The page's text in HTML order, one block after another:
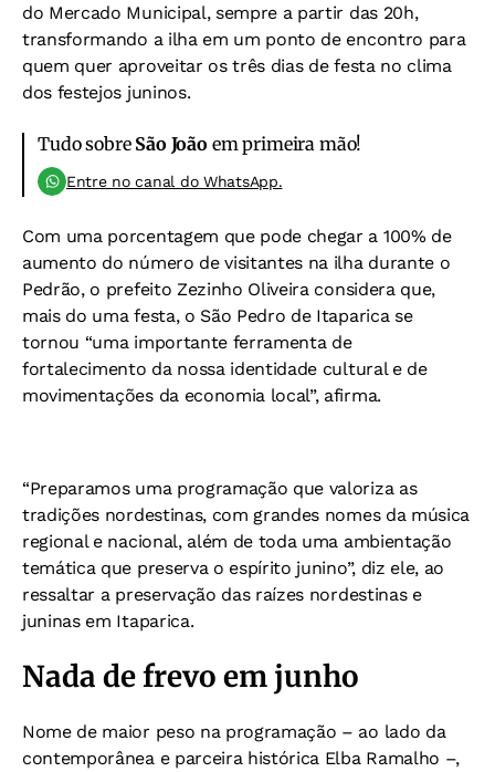
do Mercado Municipal, sempre a partir das 20h,
transformando a ilha em um ponto de encontro para
quem quer aproveitar os três dias de festa no clima
dos festejos juninos.
Tudo sobre São João em primeira mão!
Entre no canal do WhatsApp.
Com uma porcentagem que pode chegar a 100% de
aumento do número de visitantes na ilha durante o
Pedrão, o prefeito Zezinho Oliveira considera que,
mais do uma festa, o São Pedro de Itaparica se
tornou “uma importante ferramenta de
fortalecimento da nossa identidade cultural e de
movimentações da economia local”, afirma.
“Preparamos uma programação que valoriza as
tradições nordestinas, com grandes nomes da música
regional e nacional, além de toda uma ambientação
temática que preserva o espírito junino”, diz ele, ao
ressaltar a preservação das raízes nordestinas e
juninas em Itaparica.
Nada de frevo em junho
Nome de maior peso na programação – ao lado da
contemporânea e parceira histórica Elba Ramalho –,